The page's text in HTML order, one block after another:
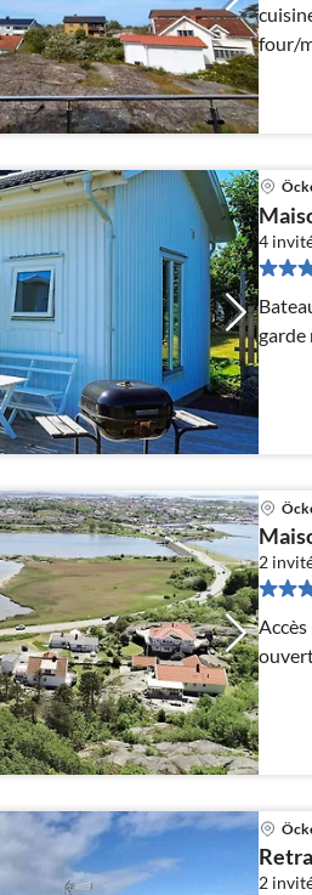
four/
4
Bateau: Accès Internet DSL, Salle de
garde
2
2